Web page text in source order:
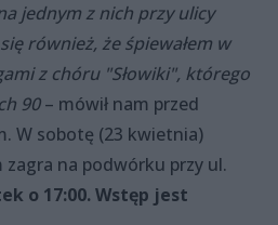
jednym z nich przy ulicy
również, że śpiewałem w
z chóru "Słowiki", którego
90– mówił nam przed
W sobotę (23 kwietnia)
zagra na podwórku przy ul.
o 17:00. Wstęp jest